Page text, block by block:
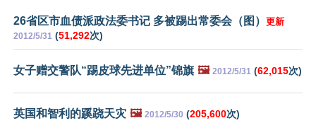
26省区市血债派政法委书记 多被踢出常委会（图） 更新
2012/5/31 (51,292次)
女子赠交警队“踢皮球先进单位”锦旗 🖼️ 2012/5/31 (62,015次)
英国和智利的蹊跷天灾 🖼️ 2012/5/30 (205,600次)